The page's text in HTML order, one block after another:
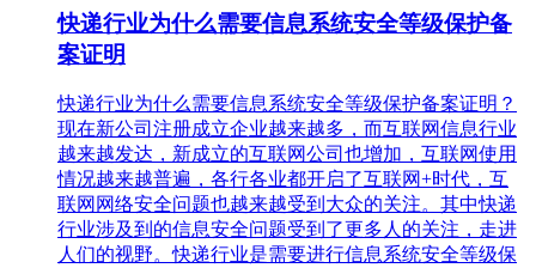
快递行业为什么需要信息系统安全等级保护备
案证明
快递行业为什么需要信息系统安全等级保护备案证明？
现在新公司注册成立企业越来越多，而互联网信息行业
越来越发达，新成立的互联网公司也增加，互联网使用
情况越来越普遍，各行各业都开启了互联网+时代，互
联网网络安全问题也越来越受到大众的关注。其中快递
行业涉及到的信息安全问题受到了更多人的关注，走进
人们的视野。快递行业是需要进行信息系统安全等级保